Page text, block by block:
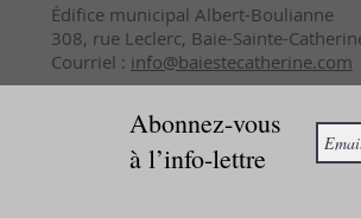
Édifice municipal Albert-Boulianne
308, rue Leclerc, Baie-Sainte-
Courriel : info@baiestecatherine.com
Abonnez-vous
à l’info-lettre